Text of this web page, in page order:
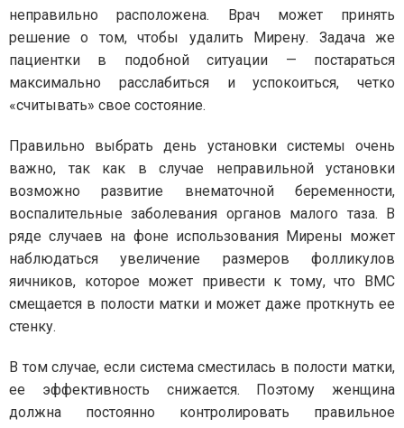
неправильно расположена. Врач может принять
решение о том, чтобы удалить Мирену. Задача же
пациентки в подобной ситуации — постараться
максимально расслабиться и успокоиться, четко
«считывать» свое состояние.
Правильно выбрать день установки системы очень
важно, так как в случае неправильной установки
возможно развитие внематочной беременности,
воспалительные заболевания органов малого таза. В
ряде случаев на фоне использования Мирены может
наблюдаться увеличение размеров фолликулов
яичников, которое может привести к тому, что ВМС
смещается в полости матки и может даже проткнуть ее
стенку.
В том случае, если система сместилась в полости матки,
ее эффективность снижается. Поэтому женщина
должна постоянно контролировать правильное